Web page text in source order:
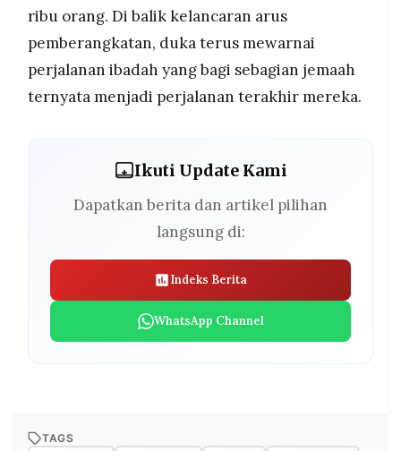
ribu orang. Di balik kelancaran arus
pemberangkatan, duka terus mewarnai
perjalanan ibadah yang bagi sebagian jemaah
ternyata menjadi perjalanan terakhir mereka.
Ikuti Update Kami
Dapatkan berita dan artikel pilihan
langsung di:
Indeks Berita
WhatsApp Channel
TAGS